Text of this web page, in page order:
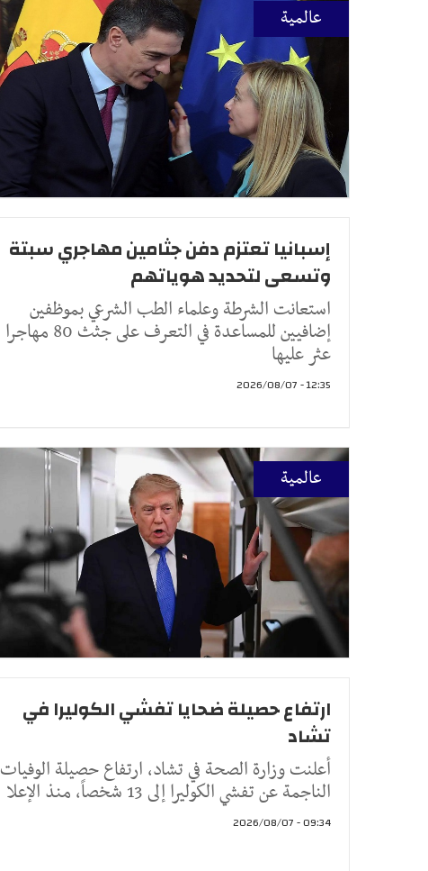
عالمية
إسبانيا تعتزم دفن جثامين مهاجري سبتة
وتسعى لتحديد هوياتهم
استعانت الشرطة وعلماء الطب الشرعي بموظفين
إضافيين للمساعدة في التعرف على جثث 80 مهاجرا
عثر عليها
12:35 - 2026/08/07
عالمية
ارتفاع حصيلة ضحايا تفشي الكوليرا في
تشاد
أعلنت وزارة الصحة في تشاد، ارتفاع حصيلة الوفيات
الناجمة عن تفشي الكوليرا إلى 13 شخصاً، منذ الإعلا
09:34 - 2026/08/07